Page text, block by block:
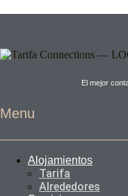
El mejor
Menu
Alojamientos
Tarifa
Alrededores